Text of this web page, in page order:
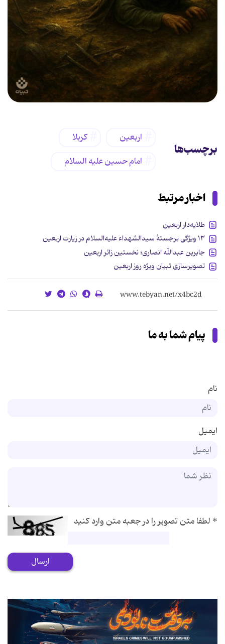
برچسب‌ها
اربعین
کربلا
امام حسین علیه السلام
اخبار مرتبط
طلایه‌دار اربعین
۱۳ ویژگی برجستۀ سیدالشهداء علیه‌السلام در زیارت اربعین
جابربن عبدالله انصاری؛ نخستین زائر اربعین
تصویرسازی تبیان ویژه روز اربعین
پیام شما به ما
نام
ایمیل
*لطفا متن تصویر را در جعبه متن وارد کنید
ارسال